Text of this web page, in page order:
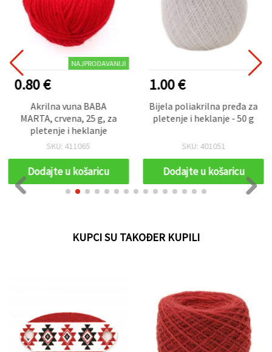
NAJPRODAVANIJI
0.80 €
Akrilna vuna BABA
MARTA, crvena, 25 g, za
pletenje i heklanje
SKU: 411065
Dodajte u košaricu
1.00 €
Bijela poliakrilna pređa za
pletenje i heklanje - 50 g
SKU: 401051
Dodajte u košaricu
KUPCI SU TAKOĐER KUPILI